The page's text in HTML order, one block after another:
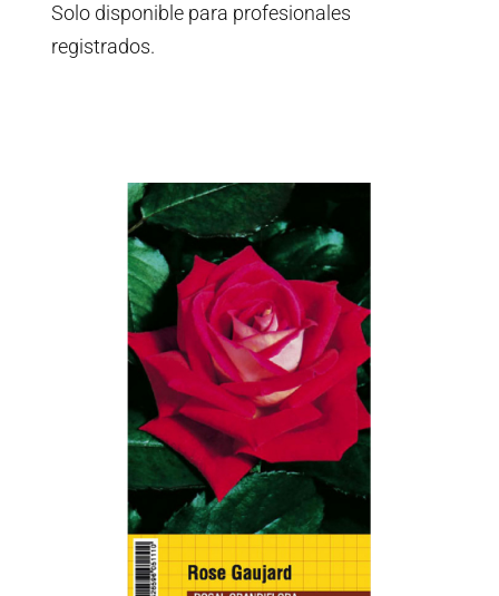
Solo disponible para profesionales
registrados.